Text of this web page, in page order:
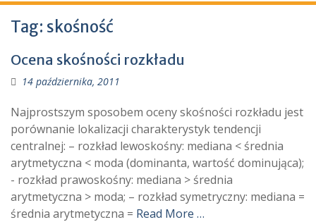
Tag: skośność
Ocena skośności rozkładu
14 października, 2011
Najprostszym sposobem oceny skośności rozkładu jest
porównanie lokalizacji charakterystyk tendencji
centralnej: – rozkład lewoskośny: mediana < średnia
arytmetyczna < moda (dominanta, wartość dominująca);
- rozkład prawoskośny: mediana > średnia
arytmetyczna > moda; – rozkład symetryczny: mediana =
średnia arytmetyczna = Read More …